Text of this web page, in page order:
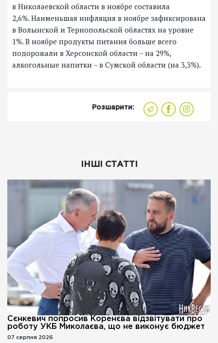
в Николаевской области в ноябре составила
2,6%. Наименьшая инфляция в ноябре зафиксирована
в Волынской и Тернопольской областях на уровне
1%. В ноябре продукты питания больше всего
подорожали в Херсонской области – на 29%,
алкогольные напитки – в Сумской области (на 3,3%).
Розшарити:
ІНШІ СТАТТІ
Сєнкевич попросив Коренєва відзвітувати про
роботу УКБ Миколаєва, що не виконує бюджет
07 серпня 2026